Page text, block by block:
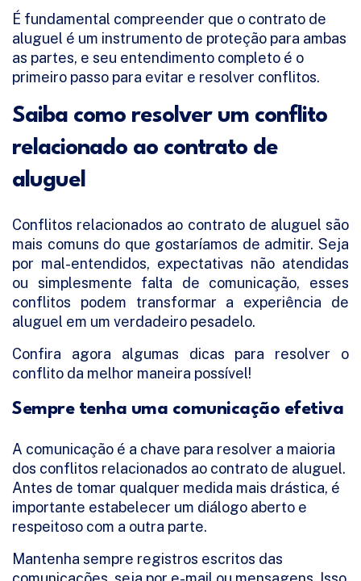
É fundamental compreender que o contrato de
aluguel é um instrumento de proteção para ambas
as partes, e seu entendimento completo é o
primeiro passo para evitar e resolver conflitos.
Saiba como resolver um conflito
relacionado ao contrato de
aluguel
Conflitos relacionados ao contrato de aluguel são
mais comuns do que gostaríamos de admitir. Seja
por mal-entendidos, expectativas não atendidas
ou simplesmente falta de comunicação, esses
conflitos podem transformar a experiência de
aluguel em um verdadeiro pesadelo.
Confira agora algumas dicas para resolver o
conflito da melhor maneira possível!
Sempre tenha uma comunicação efetiva
A comunicação é a chave para resolver a maioria
dos conflitos relacionados ao contrato de aluguel.
Antes de tomar qualquer medida mais drástica, é
importante estabelecer um diálogo aberto e
respeitoso com a outra parte.
Mantenha sempre registros escritos das